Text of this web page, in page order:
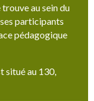
au sein du
participants
pédagogique
situé au 130,